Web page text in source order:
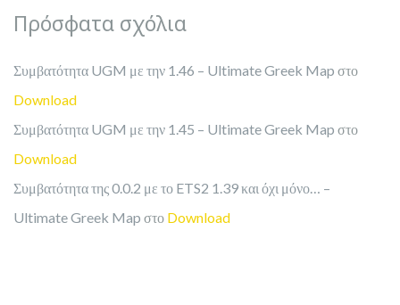
Πρόσφατα σχόλια
Συμβατότητα UGM με την 1.46 – Ultimate Greek Map στο
Download
Συμβατότητα UGM με την 1.45 – Ultimate Greek Map στο
Download
Συμβατότητα της 0.0.2 με το ETS2 1.39 και όχι μόνο… –
Ultimate Greek Map στο Download